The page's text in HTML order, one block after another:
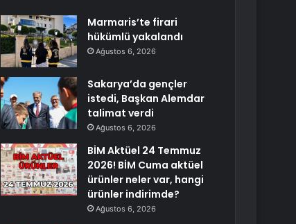
Marmaris’te firari
hükümlü yakalandı
Ağustos 6, 2026
Sakarya’da gençler
istedi, Başkan Alemdar
talimat verdi
Ağustos 6, 2026
BİM Aktüel 24 Temmuz
2026! BİM Cuma aktüel
ürünler neler var, hangi
ürünler indirimde?
Ağustos 6, 2026